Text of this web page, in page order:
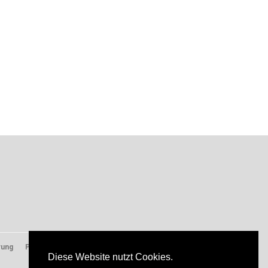
Diese Website nutzt Cookies.
Presse